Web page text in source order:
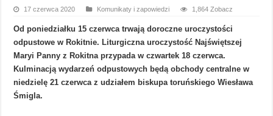
17 czerwca 2020 Komunikaty i zapowiedzi 1,864 Zobacz
Od poniedziałku 15 czerwca trwają doroczne uroczystości
odpustowe w Rokitnie. Liturgiczna uroczystość Najświętszej
Maryi Panny z Rokitna przypada w czwartek 18 czerwca.
Kulminacją wydarzeń odpustowych będą obchody centralne w
niedzielę 21 czerwca z udziałem biskupa toruńskiego Wiesława
Śmigla.